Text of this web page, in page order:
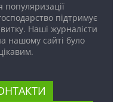
підтримує
Наші журналісти
нашому сайті було